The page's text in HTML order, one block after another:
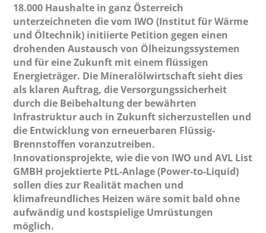
18.000 Haushalte in ganz Österreich
unterzeichneten die vom IWO (Institut für Wärme
und Öltechnik) initiierte Petition gegen einen
drohenden Austausch von Ölheizungssystemen
und für eine Zukunft mit einem flüssigen
Energieträger. Die Mineralölwirtschaft sieht dies
als klaren Auftrag, die Versorgungssicherheit
durch die Beibehaltung der bewährten
Infrastruktur auch in Zukunft sicherzustellen und
die Entwicklung von erneuerbaren Flüssig-
Brennstoffen voranzutreiben.
Innovationsprojekte, wie die von IWO und AVL List
GMBH projektierte PtL-Anlage (Power-to-Liquid)
sollen dies zur Realität machen und
klimafreundliches Heizen wäre somit bald ohne
aufwändig und kostspielige Umrüstungen
möglich.